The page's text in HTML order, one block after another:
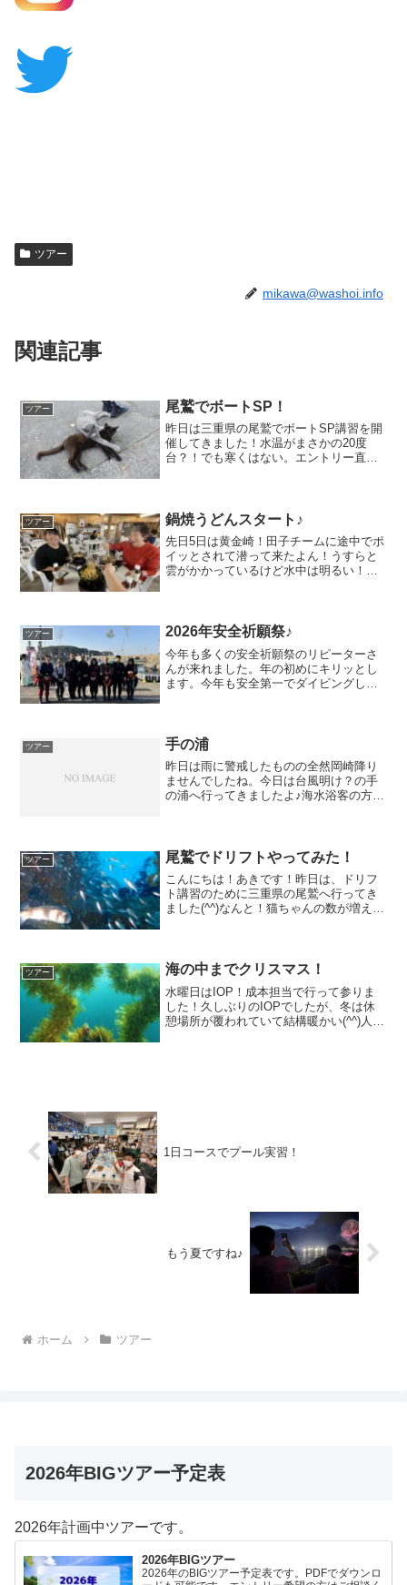
ツアー
mikawa@washoi.info
関連記事
ツアー 尾鷲でボートSP！
昨日は三重県の尾鷲でボートSP講習を開
催してきました！水温がまさかの20度
台？！でも寒くはない。エントリー直後
フルで良いです...
ツアー 鍋焼うどんスタート♪
先日5日は黄金崎！田子チームに途中でポ
イッとされて潜って来たよん！うすらと
雲がかかっているけど水中は明るい！行
1KIWAMIさま撮影マ...
ツアー 2026年安全祈願祭♪
今年も多くの安全祈願祭のリピーターさ
んが来れました。年の初めにキリッとし
ます。今年も安全第一でダイビングして
（涙）人によってはもら...
ツアー 手の浦
昨日は雨に警戒したものの全然岡崎降り
ませんでしたね。今日は台風明け？の手
の浦へ行ってきましたよ♪海水浴客の方た
撮...
ツアー 尾鷲でドリフトやってみた！
こんにちは！あきです！昨日は、ドリフ
ト講習のために三重県の尾鷲へ行ってき
ました(^^)なんと！猫ちゃんの数が増えて
前でスタンバって...
ツアー 海の中までクリスマス！
水曜日はIOP！成本担当で行って参りま
した！久しぶりのIOPでしたが、冬は休
憩場所が覆われていて結構暖かい(^^)人の
1日コースでプール実習！
もう夏ですね♪
ホーム ツアー
2026年BIGツアー予定表
2026年計画中ツアーです。
2026年BIGツアー
2026年のBIGツアー予定表です。PDFでダウンロ